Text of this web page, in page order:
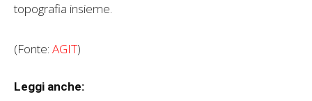
topografia insieme.
(Fonte: AGIT)
Leggi anche: